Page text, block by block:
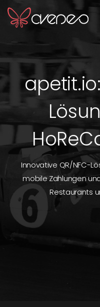
Innovative QR/NFC-
mobile Zahlungen
Restaurants